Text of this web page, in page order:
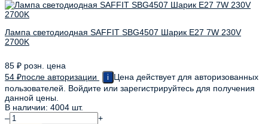
Лампа светодиодная SAFFIT SBG4507 Шарик E27 7W 230V
2700K
85 ₽ розн. цена
54 ₽после авторизации i
Цена действует для авторизованных
пользователей. Войдите или зарегистрируйтесь для получения
данной цены.
В наличии: 4004 шт.
–
+